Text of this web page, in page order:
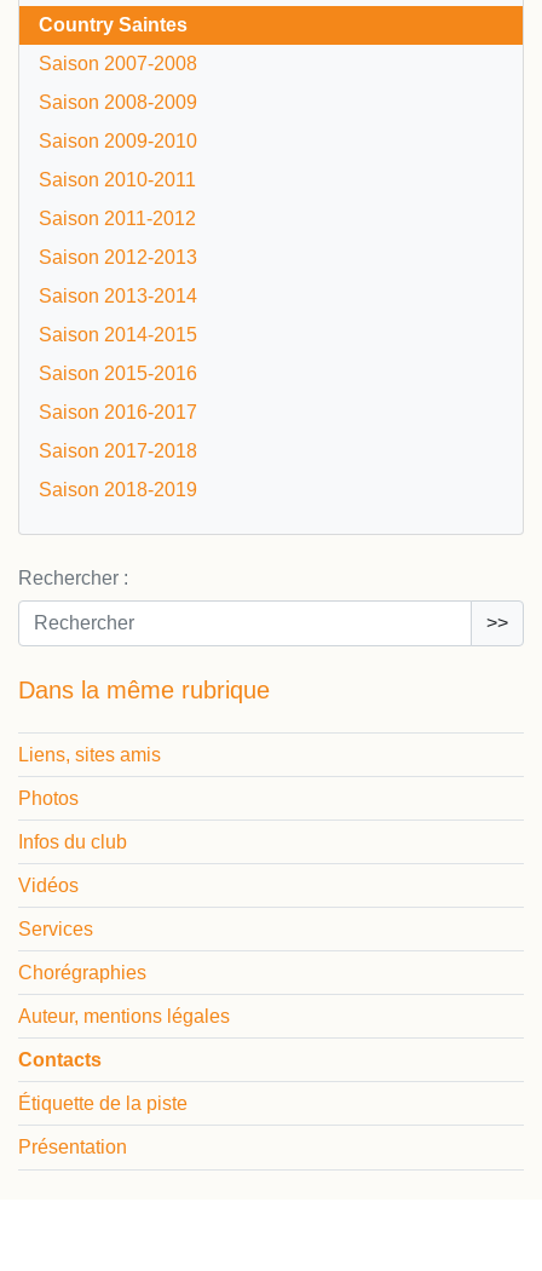
Country Saintes
Saison 2007-2008
Saison 2008-2009
Saison 2009-2010
Saison 2010-2011
Saison 2011-2012
Saison 2012-2013
Saison 2013-2014
Saison 2014-2015
Saison 2015-2016
Saison 2016-2017
Saison 2017-2018
Saison 2018-2019
Rechercher :
>>
Dans la même rubrique
Liens, sites amis
Photos
Infos du club
Vidéos
Services
Chorégraphies
Auteur, mentions légales
Contacts
Étiquette de la piste
Présentation